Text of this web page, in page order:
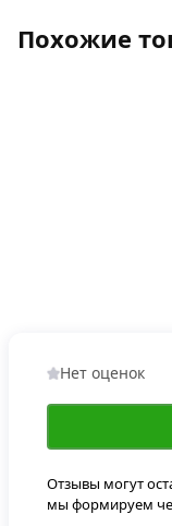
Похожие
Нет оценок
Отзывы могут
мы формируем